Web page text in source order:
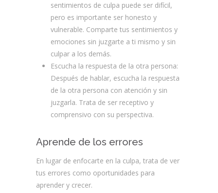
sentimientos de culpa puede ser difícil,
pero es importante ser honesto y
vulnerable. Comparte tus sentimientos y
emociones sin juzgarte a ti mismo y sin
culpar a los demás.
Escucha la respuesta de la otra persona:
Después de hablar, escucha la respuesta
de la otra persona con atención y sin
juzgarla. Trata de ser receptivo y
comprensivo con su perspectiva.
Aprende de los errores
En lugar de enfocarte en la culpa, trata de ver
tus errores como oportunidades para
aprender y crecer.